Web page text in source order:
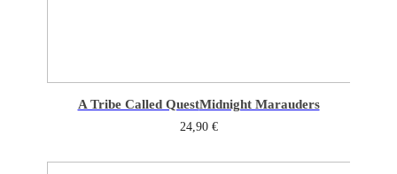
A Tribe Called QuestMidnight Marauders
24,90 €